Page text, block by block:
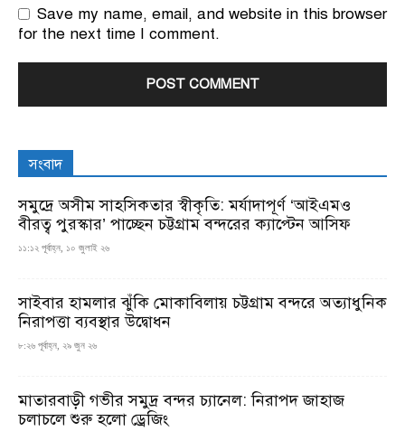
Save my name, email, and website in this browser
for the next time I comment.
সংবাদ
সমুদ্রে অসীম সাহসিকতার স্বীকৃতি: মর্যাদাপূর্ণ ‘আইএমও
বীরত্ব পুরস্কার’ পাচ্ছেন চট্টগ্রাম বন্দরের ক্যাপ্টেন আসিফ
১১:১২ পূর্বাহ্ন, ১০ জুলাই ২৬
সাইবার হামলার ঝুঁকি মোকাবিলায় চট্টগ্রাম বন্দরে অত্যাধুনিক
নিরাপত্তা ব্যবস্থার উদ্বোধন
৮:২৬ পূর্বাহ্ন, ২৯ জুন ২৬
মাতারবাড়ী গভীর সমুদ্র বন্দর চ্যানেল: নিরাপদ জাহাজ
চলাচলে শুরু হলো ড্রেজিং